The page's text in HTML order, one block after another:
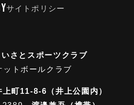
サイトポリシー
さとスポーツクラブ
ットボールクラブ
町11-8-6（井上公園内）